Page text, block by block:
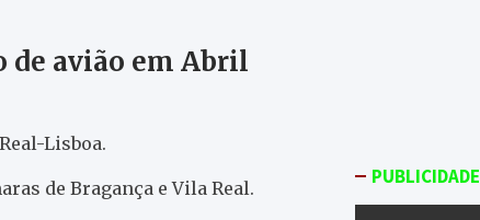
de avião em Abril
Lisboa.
de Bragança e Vila Real. PUBLICIDADE